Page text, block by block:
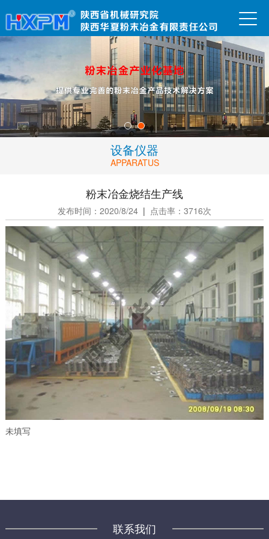
设备仪器
APPARATUS
粉末冶金烧结生产线
发布时间：2020/8/24 | 点击率：3716次
未填写
联系我们